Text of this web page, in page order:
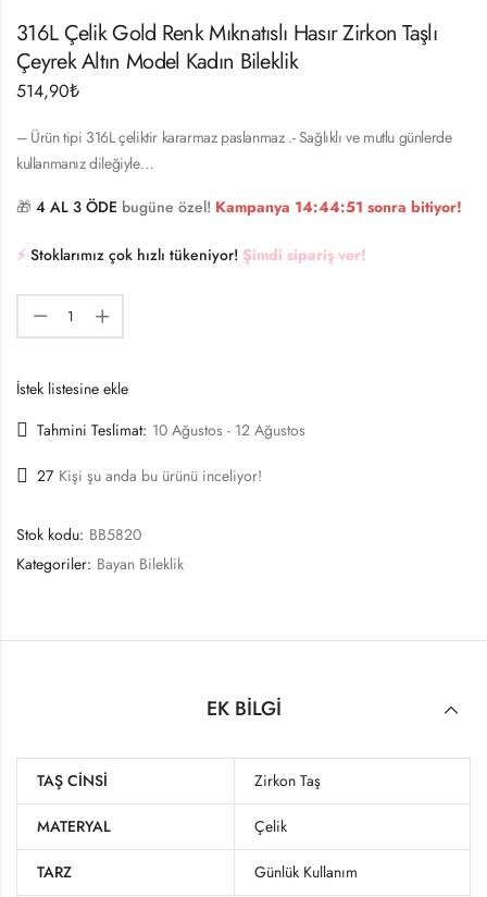
316L Çelik Gold Renk Mıknatıslı Hasır Zirkon Taşlı
Çeyrek Altın Model Kadın Bileklik
514,90₺
– Ürün tipi 316L çeliktir kararmaz paslanmaz .- Sağlıklı ve mutlu günlerde
kullanmanız dileğiyle…
🎁 4 AL 3 ÖDE bugüne özel! Kampanya 14:44:51 sonra bitiyor!
⚡️ Stoklarımız çok hızlı tükeniyor! Şimdi sipariş ver!
İstek listesine ekle
Tahmini Teslimat: 10 Ağustos - 12 Ağustos
27 Kişi şu anda bu ürünü inceliyor!
Stok kodu: BB5820
Kategoriler: Bayan Bileklik
EK BILGI
TAŞ CINSI Zirkon Taş
MATERYAL Çelik
TARZ Günlük Kullanım